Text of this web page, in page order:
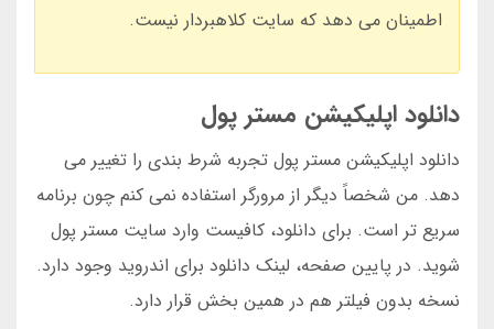
اطمینان می دهد که سایت کلاهبردار نیست.
دانلود اپلیکیشن مستر پول
دانلود اپلیکیشن مستر پول تجربه شرط بندی را تغییر می
دهد. من شخصاً دیگر از مرورگر استفاده نمی کنم چون برنامه
سریع تر است. برای دانلود، کافیست وارد سایت مستر پول
شوید. در پایین صفحه، لینک دانلود برای اندروید وجود دارد.
نسخه بدون فیلتر هم در همین بخش قرار دارد.